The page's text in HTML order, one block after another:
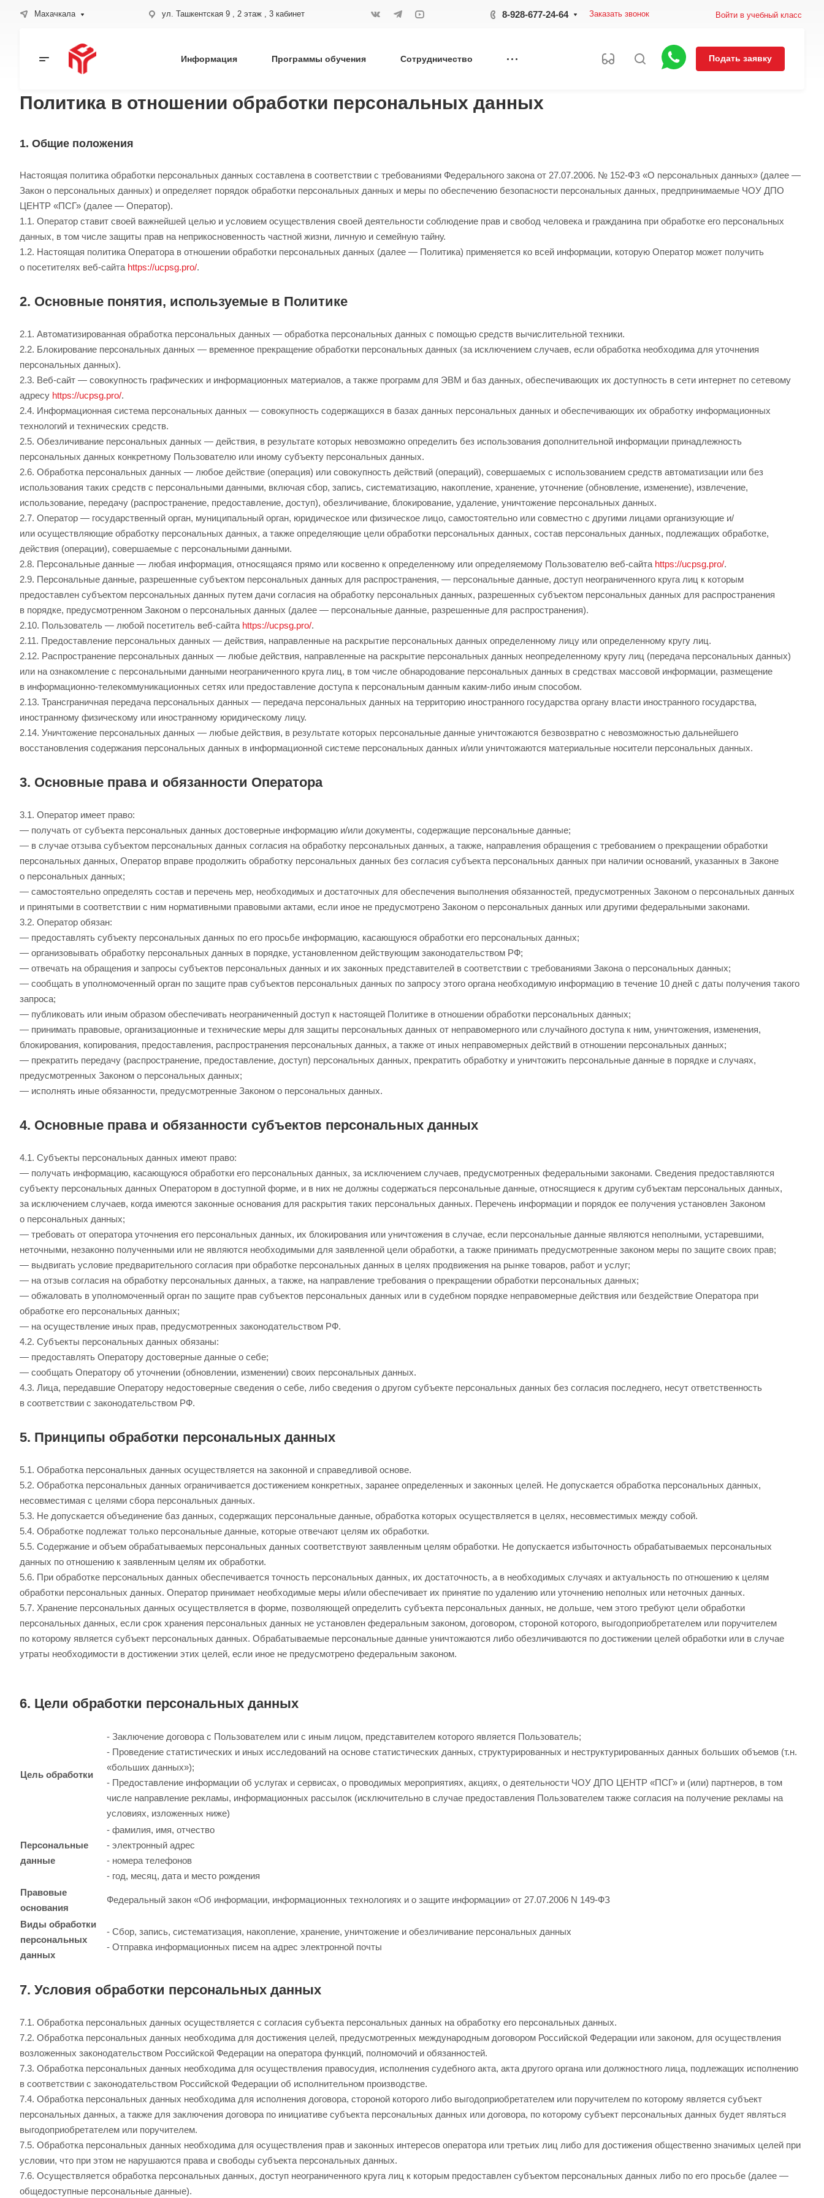
Махачкала ул. Ташкентская 9 , 2 этаж , 3 кабинет 8-928-677-24-64 Заказать звонок Войти в учебный класс
Информация Программы обучения Сотрудничество Подать заявку
Политика в отношении обработки персональных данных
1. Общие положения
Настоящая политика обработки персональных данных составлена в соответствии с требованиями Федерального закона от 27.07.2006. № 152-ФЗ «О персональных данных» (далее —
Закон о персональных данных) и определяет порядок обработки персональных данных и меры по обеспечению безопасности персональных данных, предпринимаемые ЧОУ ДПО
ЦЕНТР «ПСГ» (далее — Оператор).
1.1. Оператор ставит своей важнейшей целью и условием осуществления своей деятельности соблюдение прав и свобод человека и гражданина при обработке его персональных
данных, в том числе защиты прав на неприкосновенность частной жизни, личную и семейную тайну.
1.2. Настоящая политика Оператора в отношении обработки персональных данных (далее — Политика) применяется ко всей информации, которую Оператор может получить
о посетителях веб-сайта https://ucpsg.pro/.
2. Основные понятия, используемые в Политике
2.1. Автоматизированная обработка персональных данных — обработка персональных данных с помощью средств вычислительной техники.
2.2. Блокирование персональных данных — временное прекращение обработки персональных данных (за исключением случаев, если обработка необходима для уточнения
персональных данных).
2.3. Веб-сайт — совокупность графических и информационных материалов, а также программ для ЭВМ и баз данных, обеспечивающих их доступность в сети интернет по сетевому
адресу https://ucpsg.pro/.
2.4. Информационная система персональных данных — совокупность содержащихся в базах данных персональных данных и обеспечивающих их обработку информационных
технологий и технических средств.
2.5. Обезличивание персональных данных — действия, в результате которых невозможно определить без использования дополнительной информации принадлежность
персональных данных конкретному Пользователю или иному субъекту персональных данных.
2.6. Обработка персональных данных — любое действие (операция) или совокупность действий (операций), совершаемых с использованием средств автоматизации или без
использования таких средств с персональными данными, включая сбор, запись, систематизацию, накопление, хранение, уточнение (обновление, изменение), извлечение,
использование, передачу (распространение, предоставление, доступ), обезличивание, блокирование, удаление, уничтожение персональных данных.
2.7. Оператор — государственный орган, муниципальный орган, юридическое или физическое лицо, самостоятельно или совместно с другими лицами организующие и/
или осуществляющие обработку персональных данных, а также определяющие цели обработки персональных данных, состав персональных данных, подлежащих обработке,
действия (операции), совершаемые с персональными данными.
2.8. Персональные данные — любая информация, относящаяся прямо или косвенно к определенному или определяемому Пользователю веб-сайта https://ucpsg.pro/.
2.9. Персональные данные, разрешенные субъектом персональных данных для распространения, — персональные данные, доступ неограниченного круга лиц к которым
предоставлен субъектом персональных данных путем дачи согласия на обработку персональных данных, разрешенных субъектом персональных данных для распространения
в порядке, предусмотренном Законом о персональных данных (далее — персональные данные, разрешенные для распространения).
2.10. Пользователь — любой посетитель веб-сайта https://ucpsg.pro/.
2.11. Предоставление персональных данных — действия, направленные на раскрытие персональных данных определенному лицу или определенному кругу лиц.
2.12. Распространение персональных данных — любые действия, направленные на раскрытие персональных данных неопределенному кругу лиц (передача персональных данных)
или на ознакомление с персональными данными неограниченного круга лиц, в том числе обнародование персональных данных в средствах массовой информации, размещение
в информационно-телекоммуникационных сетях или предоставление доступа к персональным данным каким-либо иным способом.
2.13. Трансграничная передача персональных данных — передача персональных данных на территорию иностранного государства органу власти иностранного государства,
иностранному физическому или иностранному юридическому лицу.
2.14. Уничтожение персональных данных — любые действия, в результате которых персональные данные уничтожаются безвозвратно с невозможностью дальнейшего
восстановления содержания персональных данных в информационной системе персональных данных и/или уничтожаются материальные носители персональных данных.
3. Основные права и обязанности Оператора
3.1. Оператор имеет право:
— получать от субъекта персональных данных достоверные информацию и/или документы, содержащие персональные данные;
— в случае отзыва субъектом персональных данных согласия на обработку персональных данных, а также, направления обращения с требованием о прекращении обработки
персональных данных, Оператор вправе продолжить обработку персональных данных без согласия субъекта персональных данных при наличии оснований, указанных в Законе
о персональных данных;
— самостоятельно определять состав и перечень мер, необходимых и достаточных для обеспечения выполнения обязанностей, предусмотренных Законом о персональных данных
и принятыми в соответствии с ним нормативными правовыми актами, если иное не предусмотрено Законом о персональных данных или другими федеральными законами.
3.2. Оператор обязан:
— предоставлять субъекту персональных данных по его просьбе информацию, касающуюся обработки его персональных данных;
— организовывать обработку персональных данных в порядке, установленном действующим законодательством РФ;
— отвечать на обращения и запросы субъектов персональных данных и их законных представителей в соответствии с требованиями Закона о персональных данных;
— сообщать в уполномоченный орган по защите прав субъектов персональных данных по запросу этого органа необходимую информацию в течение 10 дней с даты получения такого
запроса;
— публиковать или иным образом обеспечивать неограниченный доступ к настоящей Политике в отношении обработки персональных данных;
— принимать правовые, организационные и технические меры для защиты персональных данных от неправомерного или случайного доступа к ним, уничтожения, изменения,
блокирования, копирования, предоставления, распространения персональных данных, а также от иных неправомерных действий в отношении персональных данных;
— прекратить передачу (распространение, предоставление, доступ) персональных данных, прекратить обработку и уничтожить персональные данные в порядке и случаях,
предусмотренных Законом о персональных данных;
— исполнять иные обязанности, предусмотренные Законом о персональных данных.
4. Основные права и обязанности субъектов персональных данных
4.1. Субъекты персональных данных имеют право:
— получать информацию, касающуюся обработки его персональных данных, за исключением случаев, предусмотренных федеральными законами. Сведения предоставляются
субъекту персональных данных Оператором в доступной форме, и в них не должны содержаться персональные данные, относящиеся к другим субъектам персональных данных,
за исключением случаев, когда имеются законные основания для раскрытия таких персональных данных. Перечень информации и порядок ее получения установлен Законом
о персональных данных;
— требовать от оператора уточнения его персональных данных, их блокирования или уничтожения в случае, если персональные данные являются неполными, устаревшими,
неточными, незаконно полученными или не являются необходимыми для заявленной цели обработки, а также принимать предусмотренные законом меры по защите своих прав;
— выдвигать условие предварительного согласия при обработке персональных данных в целях продвижения на рынке товаров, работ и услуг;
— на отзыв согласия на обработку персональных данных, а также, на направление требования о прекращении обработки персональных данных;
— обжаловать в уполномоченный орган по защите прав субъектов персональных данных или в судебном порядке неправомерные действия или бездействие Оператора при
обработке его персональных данных;
— на осуществление иных прав, предусмотренных законодательством РФ.
4.2. Субъекты персональных данных обязаны:
— предоставлять Оператору достоверные данные о себе;
— сообщать Оператору об уточнении (обновлении, изменении) своих персональных данных.
4.3. Лица, передавшие Оператору недостоверные сведения о себе, либо сведения о другом субъекте персональных данных без согласия последнего, несут ответственность
в соответствии с законодательством РФ.
5. Принципы обработки персональных данных
5.1. Обработка персональных данных осуществляется на законной и справедливой основе.
5.2. Обработка персональных данных ограничивается достижением конкретных, заранее определенных и законных целей. Не допускается обработка персональных данных,
несовместимая с целями сбора персональных данных.
5.3. Не допускается объединение баз данных, содержащих персональные данные, обработка которых осуществляется в целях, несовместимых между собой.
5.4. Обработке подлежат только персональные данные, которые отвечают целям их обработки.
5.5. Содержание и объем обрабатываемых персональных данных соответствуют заявленным целям обработки. Не допускается избыточность обрабатываемых персональных
данных по отношению к заявленным целям их обработки.
5.6. При обработке персональных данных обеспечивается точность персональных данных, их достаточность, а в необходимых случаях и актуальность по отношению к целям
обработки персональных данных. Оператор принимает необходимые меры и/или обеспечивает их принятие по удалению или уточнению неполных или неточных данных.
5.7. Хранение персональных данных осуществляется в форме, позволяющей определить субъекта персональных данных, не дольше, чем этого требуют цели обработки
персональных данных, если срок хранения персональных данных не установлен федеральным законом, договором, стороной которого, выгодоприобретателем или поручителем
по которому является субъект персональных данных. Обрабатываемые персональные данные уничтожаются либо обезличиваются по достижении целей обработки или в случае
утраты необходимости в достижении этих целей, если иное не предусмотрено федеральным законом.
6. Цели обработки персональных данных
Цель обработки
- Заключение договора с Пользователем или с иным лицом, представителем которого является Пользователь;
- Проведение статистических и иных исследований на основе статистических данных, структурированных и неструктурированных данных больших объемов (т.н.
«больших данных»);
- Предоставление информации об услугах и сервисах, о проводимых мероприятиях, акциях, о деятельности ЧОУ ДПО ЦЕНТР «ПСГ» и (или) партнеров, в том
числе направление рекламы, информационных рассылок (исключительно в случае предоставления Пользователем также согласия на получение рекламы на
условиях, изложенных ниже)
Персональные
данные
- фамилия, имя, отчество
- электронный адрес
- номера телефонов
- год, месяц, дата и место рождения
Правовые
основания
Федеральный закон «Об информации, информационных технологиях и о защите информации» от 27.07.2006 N 149-ФЗ
Виды обработки
персональных
данных
- Сбор, запись, систематизация, накопление, хранение, уничтожение и обезличивание персональных данных
- Отправка информационных писем на адрес электронной почты
7. Условия обработки персональных данных
7.1. Обработка персональных данных осуществляется с согласия субъекта персональных данных на обработку его персональных данных.
7.2. Обработка персональных данных необходима для достижения целей, предусмотренных международным договором Российской Федерации или законом, для осуществления
возложенных законодательством Российской Федерации на оператора функций, полномочий и обязанностей.
7.3. Обработка персональных данных необходима для осуществления правосудия, исполнения судебного акта, акта другого органа или должностного лица, подлежащих исполнению
в соответствии с законодательством Российской Федерации об исполнительном производстве.
7.4. Обработка персональных данных необходима для исполнения договора, стороной которого либо выгодоприобретателем или поручителем по которому является субъект
персональных данных, а также для заключения договора по инициативе субъекта персональных данных или договора, по которому субъект персональных данных будет являться
выгодоприобретателем или поручителем.
7.5. Обработка персональных данных необходима для осуществления прав и законных интересов оператора или третьих лиц либо для достижения общественно значимых целей при
условии, что при этом не нарушаются права и свободы субъекта персональных данных.
7.6. Осуществляется обработка персональных данных, доступ неограниченного круга лиц к которым предоставлен субъектом персональных данных либо по его просьбе (далее —
общедоступные персональные данные).